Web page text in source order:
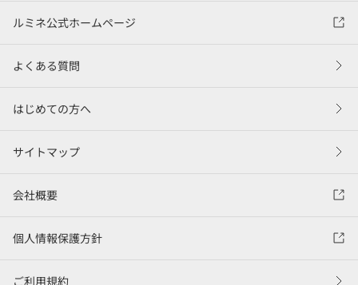
ルミネ公式ホームページ
よくある質問
はじめての方へ
サイトマップ
会社概要
個人情報保護方針
ご利用規約